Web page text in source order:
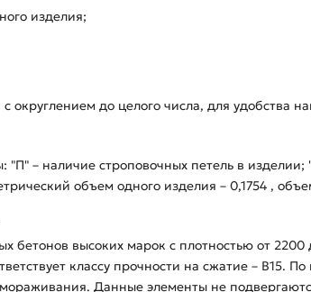
изделия;
округлением до целого числа, для удобства
– наличие строповочных петель в
объем одного изделия – 0,1754 ,
бетонов высоких марок с плотностью от
классу прочности на сжатие – В15.
Данные элементы не